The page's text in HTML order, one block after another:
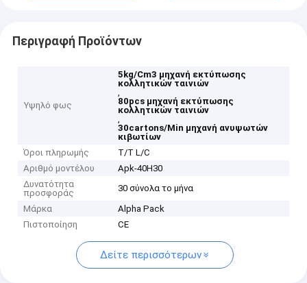
Περιγραφή Προϊόντων
Υψηλό φως
5kg/Cm3 μηχανή εκτύπωσης
κολλητικών ταινιών
,
80pcs μηχανή εκτύπωσης
κολλητικών ταινιών
,
30cartons/Min μηχανή ανυψωτών
κιβωτίων
Όροι πληρωμής
T/T L/C
Αριθμό μοντέλου
Apk-40H30
Δυνατότητα
προσφοράς
30 σύνολα το μήνα
Μάρκα
Alpha Pack
Πιστοποίηση
CE
Δείτε περισσότερων